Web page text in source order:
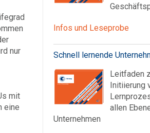
nur
mit
eine
Infos und Leseprobe
Schnell lernende
Leitfaden
Initiierung
allen
Unternehmen